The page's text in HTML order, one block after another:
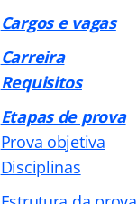
Cargos e vagas
Carreira
Requisitos
Etapas de prova
Prova objetiva
Disciplinas